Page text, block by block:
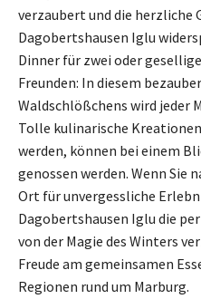
verzaubert und die herzliche
Dagobertshausen Iglu
Dinner für zwei oder
Freunden: In diesem
Waldschlößchens wird jeder
Tolle kulinarische
werden, können bei einem
genossen werden. Wenn Sie
Ort für unvergessliche
Dagobertshausen Iglu die
von der Magie des Winters
Freude am gemeinsamen
Regionen rund um Marburg.